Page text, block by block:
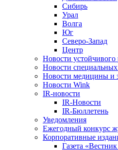
Сибирь
Урал
Волга
Юг
Северо-Запад
Центр
Новости устойчивого
Новости специальных
Новости медицины и
Новости Wink
IR-новости
IR-Новости
IR-Бюллетень
Уведомления
Ежегодный конкурс
Корпоративные
Газета